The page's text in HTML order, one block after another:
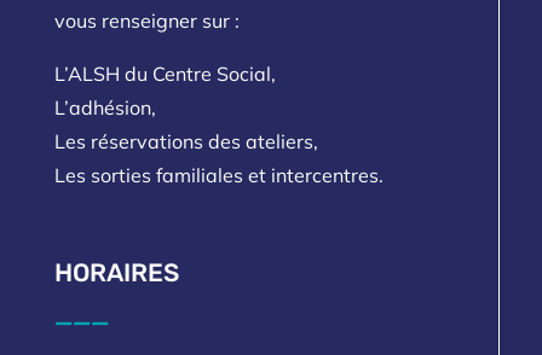
vous renseigner sur :
L’ALSH du Centre Social,
L’adhésion,
Les réservations des ateliers,
Les sorties familiales et intercentres.
HORAIRES
___